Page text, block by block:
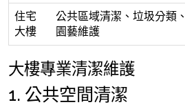
住宅
大樓
公共區域清潔、垃圾分類、
園藝維護
大樓專業清潔維護
1. 公共空間清潔